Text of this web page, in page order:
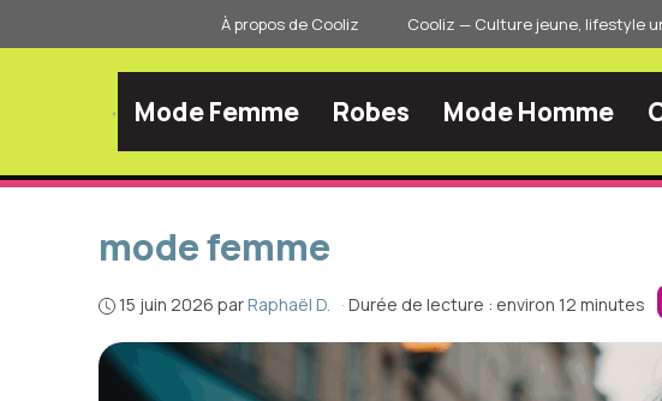
au
À propos de Cooliz Cooliz — Culture jeune, lifestyle
Mode Femme Robes Mode Homme
mode femme
15 juin 2026 par Raphaël D. · Durée de lecture : environ 12 minutes